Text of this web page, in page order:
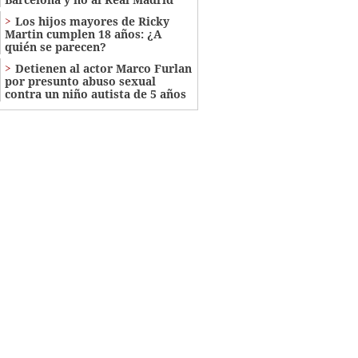
Los hijos mayores de Ricky
Martin cumplen 18 años: ¿A
quién se parecen?
Detienen al actor Marco Furlan
por presunto abuso sexual
contra un niño autista de 5 años